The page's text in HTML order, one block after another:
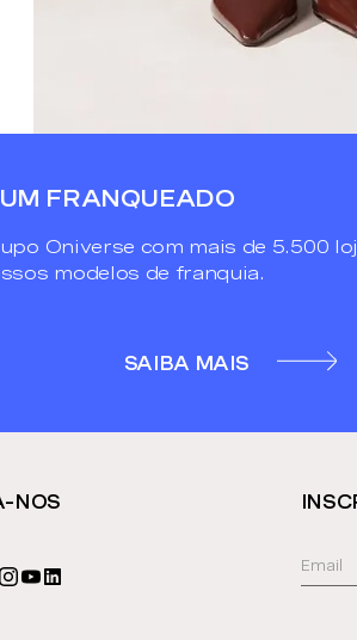
FRANQUEADO
Oniverse com mais de 5.500
modelos de franquia.
SAIBA MAIS
NOS